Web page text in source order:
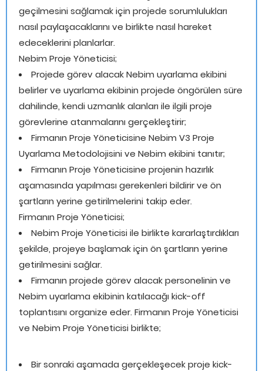
geçilmesini sağlamak için projede sorumlulukları
nasıl paylaşacaklarını ve birlikte nasıl hareket
edeceklerini planlarlar.
Nebim Proje Yöneticisi;
Projede görev alacak Nebim uyarlama ekibini
belirler ve uyarlama ekibinin projede öngörülen süre
dahilinde, kendi uzmanlık alanları ile ilgili proje
görevlerine atanmalarını gerçekleştirir;
Firmanın Proje Yöneticisine Nebim V3 Proje
Uyarlama Metodolojisini ve Nebim ekibini tanıtır;
Firmanın Proje Yöneticisine projenin hazırlık
aşamasında yapılması gerekenleri bildirir ve ön
şartların yerine getirilmelerini takip eder.
Firmanın Proje Yöneticisi;
Nebim Proje Yöneticisi ile birlikte kararlaştırdıkları
şekilde, projeye başlamak için ön şartların yerine
getirilmesini sağlar.
Firmanın projede görev alacak personelinin ve
Nebim uyarlama ekibinin katılacağı kick-off
toplantısını organize eder. Firmanın Proje Yöneticisi
ve Nebim Proje Yöneticisi birlikte;
Bir sonraki aşamada gerçekleşecek proje kick-